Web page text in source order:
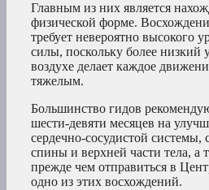
Главным из них является
физической форме.
требует невероятно высокого
силы, поскольку более низкий
воздухе делает каждое
тяжелым.
Большинство гидов
шести-девяти месяцев на
сердечно-сосудистой системы,
спины и верхней части тела, а
прежде чем отправиться в
одно из этих восхождений.